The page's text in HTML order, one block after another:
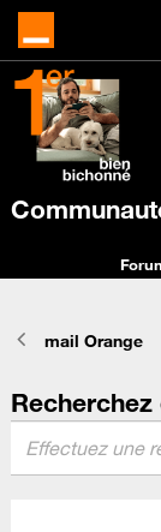
mail Orange